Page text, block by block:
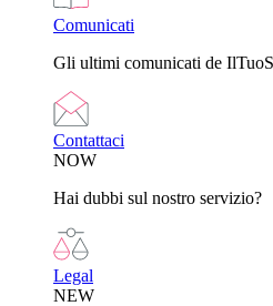
Comunicati
Gli ultimi comunicati de
Contattaci
NOW
Hai dubbi sul nostro servizio?
Legal
NEW